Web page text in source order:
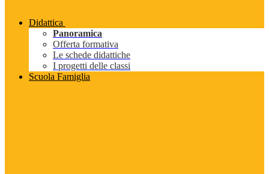
Didattica
Panoramica
Offerta formativa
Le schede didattiche
I progetti delle classi
Scuola Famiglia